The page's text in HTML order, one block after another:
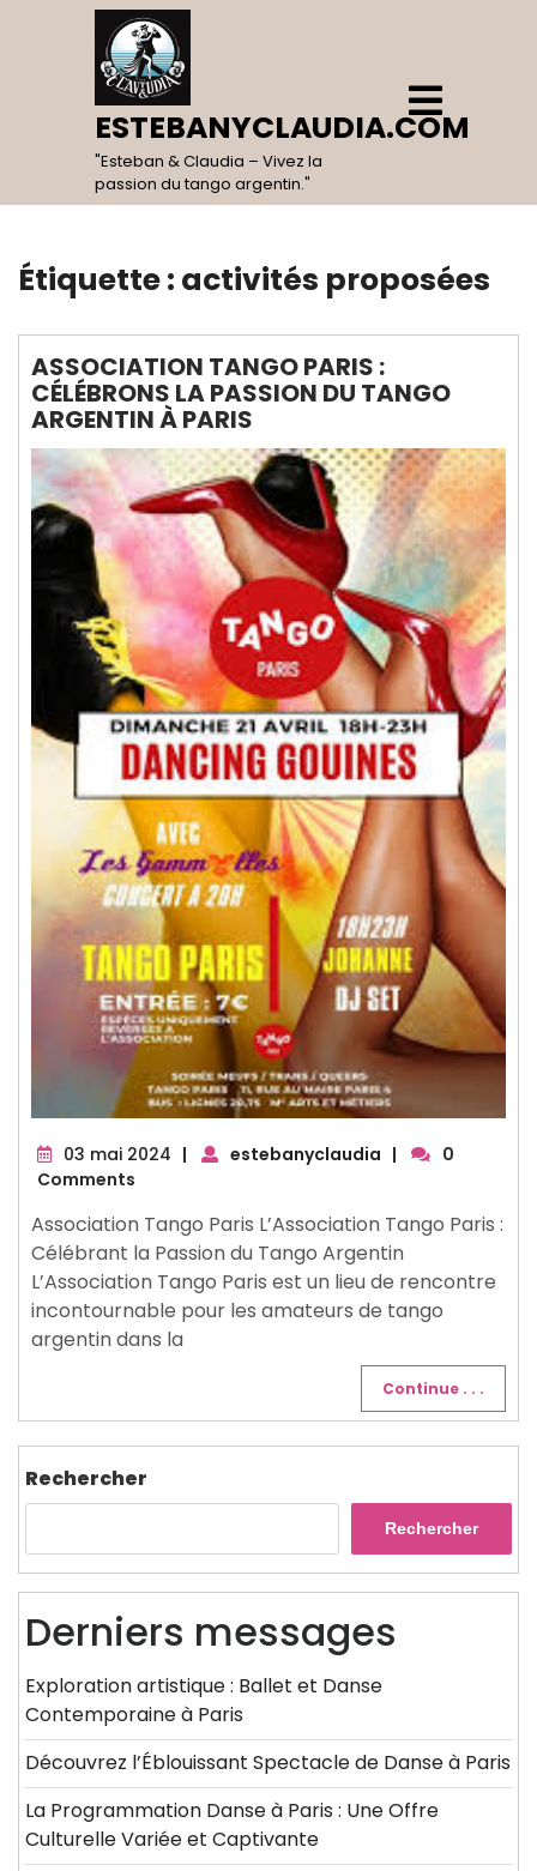
ESTEBANYCLAUDIA.COM
"Esteban & Claudia – Vivez la
passion du tango argentin."
Open
Menu
Étiquette : activités proposées
ASSOCIATION TANGO PARIS :
CÉLÉBRONS LA PASSION DU TANGO
ARGENTIN À PARIS
03 mai 2024 03
| estebanyclaudia |
0
Comments
Association Tango Paris L’Association Tango Paris :
Célébrant la Passion du Tango Argentin
L’Association Tango Paris est un lieu de rencontre
incontournable pour les amateurs de tango
argentin dans la
Continue . . .
Rechercher
Rechercher
Derniers messages
Exploration artistique : Ballet et Danse
Contemporaine à Paris
Découvrez l’Éblouissant Spectacle de Danse à Paris
La Programmation Danse à Paris : Une Offre
Culturelle Variée et Captivante